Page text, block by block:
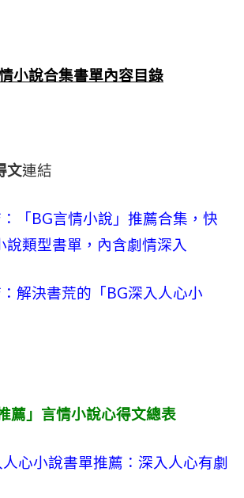
小說合集書單內容目錄
文連結
「BG言情小說」推薦合集，快
說類型書單，內含劇情深入
解決書荒的「BG深入人心小
薦」言情小說心得文總表
心小說書單推薦：深入人心有劇